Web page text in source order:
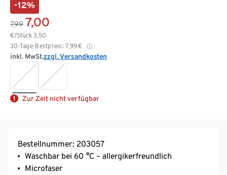
-12%
7,99 7,00
€/Stück 3,50
30-Tage-Bestpreis: 7,99€
inkl. MwSt.zzgl. Versandkosten
Zur Zeit nicht verfügbar
Bestellnummer: 203057
Waschbar bei 60 °C – allergikerfreundlich
Microfaser